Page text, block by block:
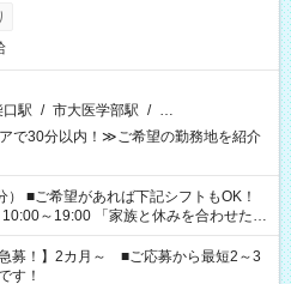
駅 / 市大医学部駅 / …
で30分以内！≫ご希望の勤務地を紹介
OK！
家族と休みを合わせた
の準備がしたい」 「できれば残業はし
てくださいね。 ※Wワーク希望
希望する勤務時間と、もう1つのお仕事
急募！】2カ月～ ■ご応募から最短2～3
す！